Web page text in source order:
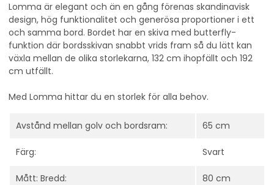
Lomma är elegant och än en gång förenas skandinavisk
design, hög funktionalitet och generösa proportioner i ett
och samma bord. Bordet har en skiva med butterfly-
funktion där bordsskivan snabbt vrids fram så du lätt kan
växla mellan de olika storlekarna, 132 cm ihopfällt och 192
cm utfällt.
Med Lomma hittar du en storlek för alla behov.
Avstånd mellan golv och bordsram: 65 cm
Färg: Svart
Mått: Bredd: 80 cm